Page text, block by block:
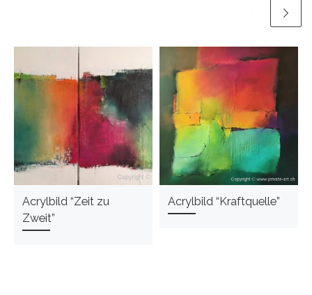
Acrylbild “Zeit zu
Zweit”
Acrylbild “Kraftquelle”